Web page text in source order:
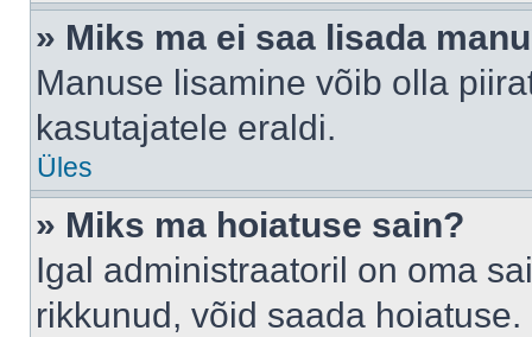
» Miks ma ei saa lisada
Manuse lisamine võib olla
kasutajatele eraldi.
Üles
» Miks ma hoiatuse sain?
Igal administraatoril on oma
rikkunud, võid saada